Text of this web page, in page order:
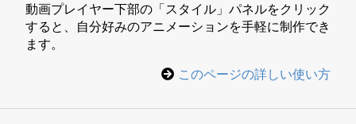
動画プレイヤー下部の「スタイル」パネルをクリック
すると、自分好みのアニメーションを手軽に制作でき
ます。
このページの詳しい使い方